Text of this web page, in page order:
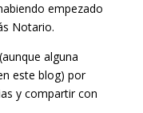
empezado
Notario.
alguna
este blog) por
y compartir con